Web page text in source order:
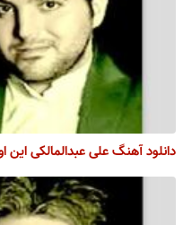
دانلود آهنگ علی عبدالمالکی